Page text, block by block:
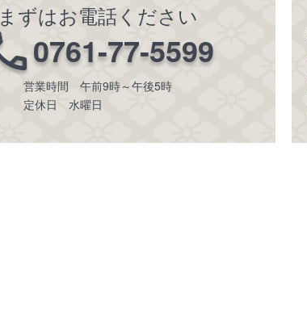
まずはお電話ください
0761-77-5599
営業時間 午前9時～午後5時
定休日 水曜日